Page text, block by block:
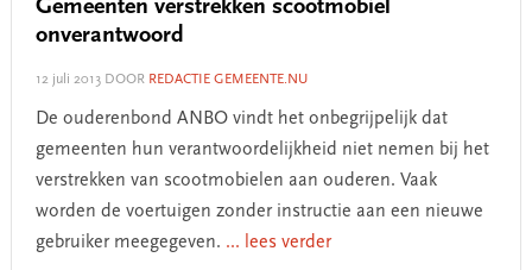
Gemeenten verstrekken scootmobiel
onverantwoord
12 juli 2013DOOR REDACTIE GEMEENTE.NU
De ouderenbond ANBO vindt het onbegrijpelijk dat
gemeenten hun verantwoordelijkheid niet nemen bij het
verstrekken van scootmobielen aan ouderen. Vaak
worden de voertuigen zonder instructie aan een nieuwe
gebruiker meegegeven. ... lees verder